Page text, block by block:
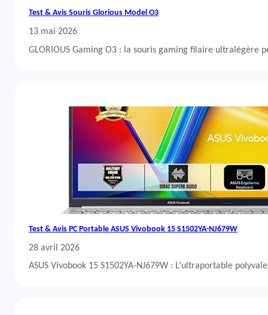
Test & Avis Souris Glorious Model O3
13 mai 2026
GLORIOUS Gaming O3 : la souris gaming filaire ultralégère
Test & Avis PC Portable ASUS Vivobook 15 S1502YA-NJ679W
28 avril 2026
ASUS Vivobook 15 S1502YA-NJ679W : L’ultraportable